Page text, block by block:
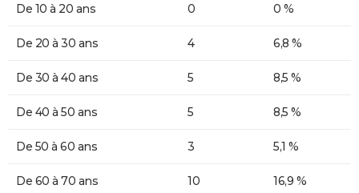
De 10 à 20 ans 0 0 %
De 20 à 30 ans 4 6,8 %
De 30 à 40 ans 5 8,5 %
De 40 à 50 ans 5 8,5 %
De 50 à 60 ans 3 5,1 %
De 60 à 70 ans 10 16,9 %